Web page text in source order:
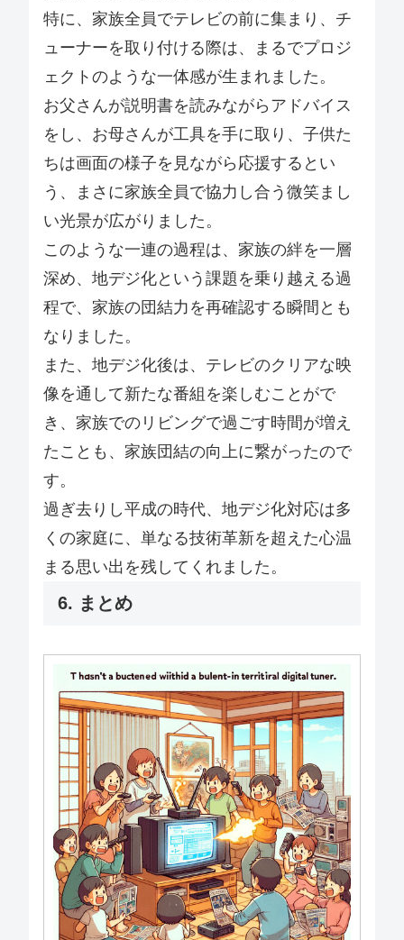
特に、家族全員でテレビの前に集まり、チ
ューナーを取り付ける際は、まるでプロジ
ェクトのような一体感が生まれました。
お父さんが説明書を読みながらアドバイス
をし、お母さんが工具を手に取り、子供た
ちは画面の様子を見ながら応援するとい
う、まさに家族全員で協力し合う微笑まし
い光景が広がりました。
このような一連の過程は、家族の絆を一層
深め、地デジ化という課題を乗り越える過
程で、家族の団結力を再確認する瞬間とも
なりました。
また、地デジ化後は、テレビのクリアな映
像を通して新たな番組を楽しむことがで
き、家族でのリビングで過ごす時間が増え
たことも、家族団結の向上に繋がったので
す。
過ぎ去りし平成の時代、地デジ化対応は多
くの家庭に、単なる技術革新を超えた心温
まる思い出を残してくれました。
6. まとめ